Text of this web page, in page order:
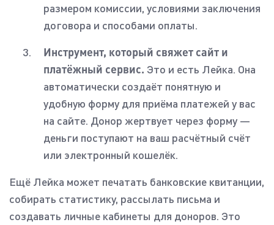
размером комиссии, условиями заключения
договора и способами оплаты.
Инструмент, который свяжет сайт и
платёжный сервис. Это и есть Лейка. Она
автоматически создаёт понятную и
удобную форму для приёма платежей у вас
на сайте. Донор жертвует через форму —
деньги поступают на ваш расчётный счёт
или электронный кошелёк.
Ещё Лейка может печатать банковские квитанции,
собирать статистику, рассылать письма и
создавать личные кабинеты для доноров. Это